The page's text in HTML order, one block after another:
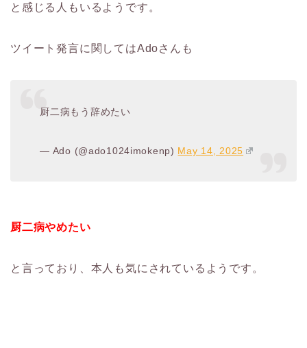
と感じる人もいるようです。
ツイート発言に関してはAdoさんも
厨二病もう辞めたい
— Ado (@ado1024imokenp) May 14, 2025
厨二病やめたい
と言っており、本人も気にされているようです。